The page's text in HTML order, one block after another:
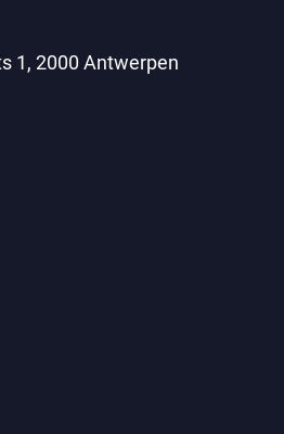
1, 2000 Antwerpen